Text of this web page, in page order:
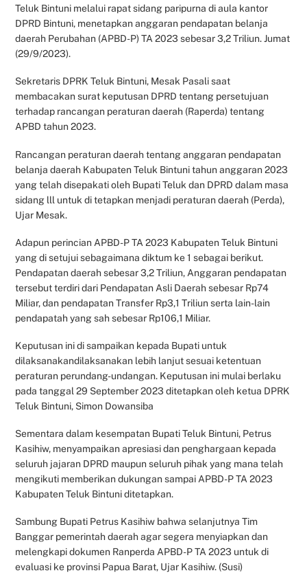
Teluk Bintuni melalui rapat sidang paripurna di aula kantor
DPRD Bintuni, menetapkan anggaran pendapatan belanja
daerah Perubahan (APBD-P) TA 2023 sebesar 3,2 Triliun. Jumat
(29/9/2023).
Sekretaris DPRK Teluk Bintuni, Mesak Pasali saat
membacakan surat keputusan DPRD tentang persetujuan
terhadap rancangan peraturan daerah (Raperda) tentang
APBD tahun 2023.
Rancangan peraturan daerah tentang anggaran pendapatan
belanja daerah Kabupaten Teluk Bintuni tahun anggaran 2023
yang telah disepakati oleh Bupati Teluk dan DPRD dalam masa
sidang lll untuk di tetapkan menjadi peraturan daerah (Perda),
Ujar Mesak.
Adapun perincian APBD-P TA 2023 Kabupaten Teluk Bintuni
yang di setujui sebagaimana diktum ke 1 sebagai berikut.
Pendapatan daerah sebesar 3,2 Triliun, Anggaran pendapatan
tersebut terdiri dari Pendapatan Asli Daerah sebesar Rp74
Miliar, dan pendapatan Transfer Rp3,1 Triliun serta lain-lain
pendapatah yang sah sebesar Rp106,1 Miliar.
Keputusan ini di sampaikan kepada Bupati untuk
dilaksanakandilaksanakan lebih lanjut sesuai ketentuan
peraturan perundang-undangan. Keputusan ini mulai berlaku
pada tanggal 29 September 2023 ditetapkan oleh ketua DPRK
Teluk Bintuni, Simon Dowansiba
Sementara dalam kesempatan Bupati Teluk Bintuni, Petrus
Kasihiw, menyampaikan apresiasi dan penghargaan kepada
seluruh jajaran DPRD maupun seluruh pihak yang mana telah
mengikuti memberikan dukungan sampai APBD-P TA 2023
Kabupaten Teluk Bintuni ditetapkan.
Sambung Bupati Petrus Kasihiw bahwa selanjutnya Tim
Banggar pemerintah daerah agar segera menyiapkan dan
melengkapi dokumen Ranperda APBD-P TA 2023 untuk di
evaluasi ke provinsi Papua Barat, Ujar Kasihiw. (Susi)